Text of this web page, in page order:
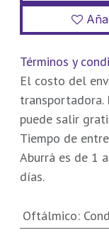
Términos y
El costo del
transportadora.
puede salir
Tiempo de
Aburrá es de 1
días.
Oftálmico: